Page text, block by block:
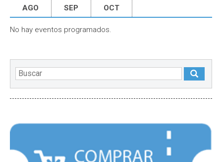
AGO SEP OCT
No hay eventos programados.